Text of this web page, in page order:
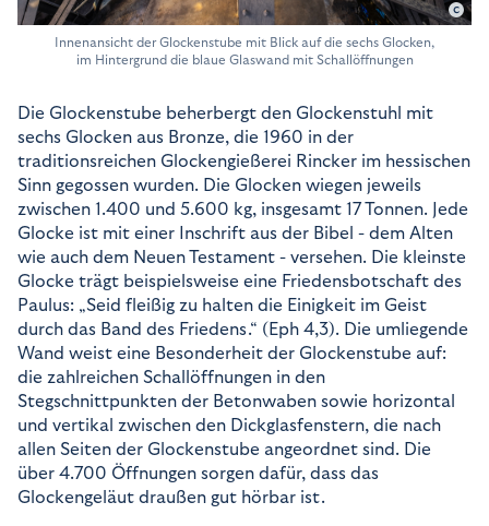
Gerald Zabel
Innenansicht der Glockenstube mit Blick auf die sechs Glocken,
im Hintergrund die blaue Glaswand mit Schallöffnungen
Die Glockenstube beherbergt den Glockenstuhl mit
sechs Glocken aus Bronze, die 1960 in der
traditionsreichen Glockengießerei Rincker im hessischen
Sinn gegossen wurden. Die Glocken wiegen jeweils
zwischen 1.400 und 5.600 kg, insgesamt 17 Tonnen. Jede
Glocke ist mit einer Inschrift aus der Bibel - dem Alten
wie auch dem Neuen Testament - versehen. Die kleinste
Glocke trägt beispielsweise eine Friedensbotschaft des
Paulus: „Seid fleißig zu halten die Einigkeit im Geist
durch das Band des Friedens.“ (Eph 4,3). Die umliegende
Wand weist eine Besonderheit der Glockenstube auf:
die zahlreichen Schallöffnungen in den
Stegschnittpunkten der Betonwaben sowie horizontal
und vertikal zwischen den Dickglasfenstern, die nach
allen Seiten der Glockenstube angeordnet sind. Die
über 4.700 Öffnungen sorgen dafür, dass das
Glockengeläut draußen gut hörbar ist.